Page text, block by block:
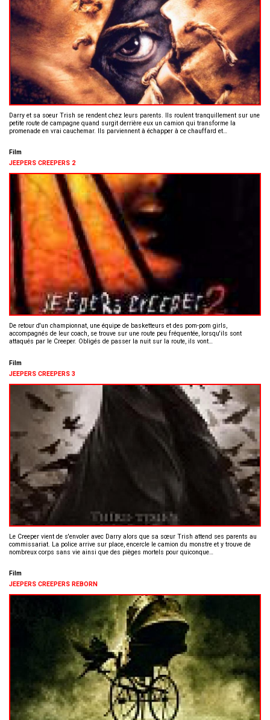
Darry et sa soeur Trish se rendent chez leurs parents. Ils roulent tranquillement sur une
petite route de campagne quand surgit derrière eux un camion qui transforme la
promenade en vrai cauchemar. Ils parviennent à échapper à ce chauffard et…
Film
JEEPERS CREEPERS 2
De retour d'un championnat, une équipe de basketteurs et des pom-pom girls,
accompagnés de leur coach, se trouve sur une route peu fréquentée, lorsqu'ils sont
attaqués par le Creeper. Obligés de passer la nuit sur la route, ils vont…
Film
JEEPERS CREEPERS 3
Le Creeper vient de s'envoler avec Darry alors que sa sœur Trish attend ses parents au
commissariat. La police arrive sur place, encercle le camion du monstre et y trouve de
nombreux corps sans vie ainsi que des pièges mortels pour quiconque…
Film
JEEPERS CREEPERS REBORN